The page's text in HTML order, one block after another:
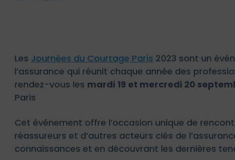
Les Journées du Courtage Paris 2023 sont un
l’assurance qui réunit chaque année des
rendez-vous les mardi 19 et mercredi 20
Paris
Cet événement offre l’occasion unique de
réassureurs et d’autres acteurs clés de
connaissances et en découvrant les dernières